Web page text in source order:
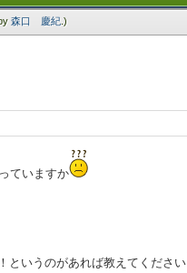
森口 慶紀 .)
ていますか
というのがあれば教えてください